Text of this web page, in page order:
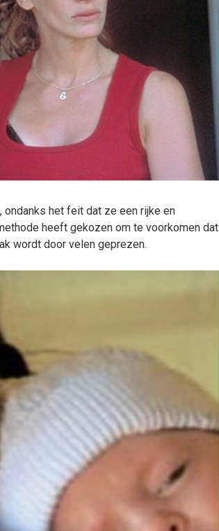
het feit dat ze een rijke en
heeft gekozen om te voorkomen dat
wordt door velen geprezen.